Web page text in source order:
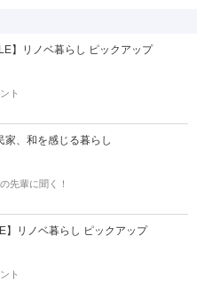
】リノベ暮らし ピックアップ
ト
家、和を感じる暮らし
先輩に聞く！
】リノベ暮らし ピックアップ
ト